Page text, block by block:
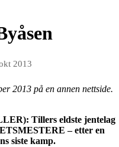
2013
2013 på en annen nettside.
Tillers eldste jentelag
– etter en
siste kamp.